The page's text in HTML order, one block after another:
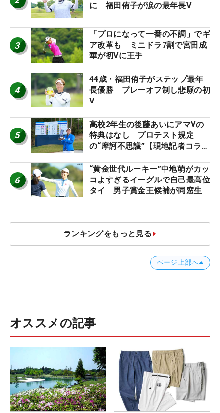
に 福田侑子が涙の最年長V
3
「プロになって一番の不調」でギ
ア改革も ミニドラ7割で宮田成
華が初Vに王手
4
44歳・福田侑子がステップ最年
長優勝 プレーオフ制し悲願の初
V
5
高校2年生の後藤あいにアマVの
特典はなし プロテスト規定
の“摩訶不思議”【現地記者コラ
6
“黄金世代ルーキー”中地萌がカッ
コよすぎるイーグルで自己最高位
タイ 男子賞金王候補が同窓生
ランキングをもっと見る
ページ上部へ
オススメの記事